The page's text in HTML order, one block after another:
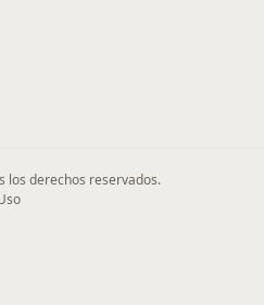
los derechos reservados.